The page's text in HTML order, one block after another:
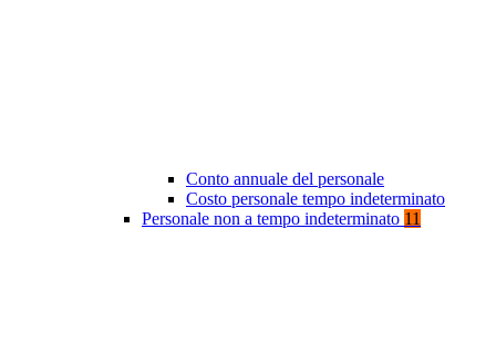
Conto annuale del personale
Costo personale tempo indeterminato
Personale non a tempo indeterminato 11